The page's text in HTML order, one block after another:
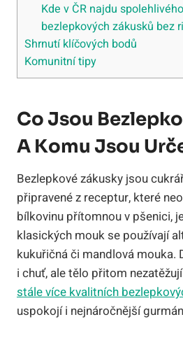
Kde v ČR najdu
bezlepkových zákusků bez
Shrnutí klíčových bodů
Komunitní tipy
Co Jsou
A Komu Jsou
Bezlepkové zákusky jsou
připravené z receptur, které
bílkovinu přítomnou v pšenici,
klasických mouk se používají
kukuřičná či mandlová
i chuť, ale tělo přitom
stále více kvalitních
uspokojí i nejnáročnější